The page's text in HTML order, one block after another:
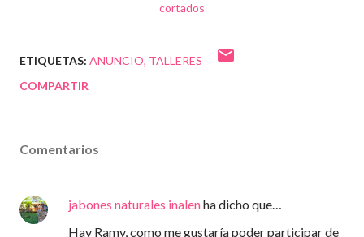
cortados
ETIQUETAS: ANUNCIO TALLERES
COMPARTIR
Comentarios
jabones naturales inalenha dicho que…
Hay Ramy, como me gustaría poder participar de